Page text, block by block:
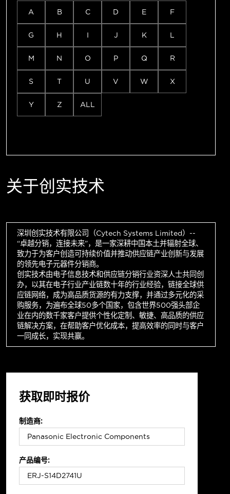
A B C D E F
G H I J K L
M N O P Q R
S T U V W X
Y Z ALL
关于创实技术
深圳创实技术有限公司（Cytech Systems Limited）--
“卓越分销，连接未来”，是一家深耕中国本土并辐射全球、
致力于为客户创造可持续价值并推动供应链产业创新与发展
的领先电子元器件分销商。
创实技术由电子信息技术和供应链分销行业资深人士共同创
办，以其在电子行业产业链数十年的行业经验，链接全球供
应链网络，成为高品质货源的有力支撑，并通过多元化的采
购服务，为遍布全球50多个国家，包含世界500强头部企
业在内的数千家客户提供个性化定制、敏捷、高品质的供应
链解决方案，在帮助客户优化成本，提高效率的同时与客户
一同成长，实现共赢。
获取即时报价
制造商:
产品编号: